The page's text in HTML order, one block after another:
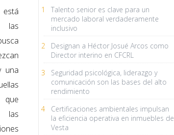
las
una
las
1
Talento senior es clave para un
mercado laboral verdaderamente
inclusivo
2
Designan a Héctor Josué Arcos como
Director interino en CFCRL
3
Seguridad psicológica, liderazgo y
comunicación son las bases del alto
rendimiento
4
Certificaciones ambientales impulsan
la eficiencia operativa en inmuebles de
Vesta